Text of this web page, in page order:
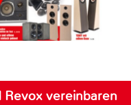
Revox vereinbaren